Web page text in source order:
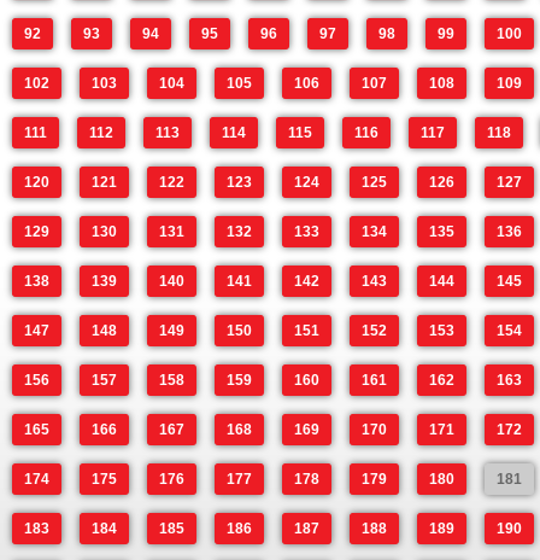
92 93 94 95 96 97 98 99 100
102 103 104 105 106 107 108 109
111 112 113 114 115 116 117 118
120 121 122 123 124 125 126 127
129 130 131 132 133 134 135 136
138 139 140 141 142 143 144 145
147 148 149 150 151 152 153 154
156 157 158 159 160 161 162 163
165 166 167 168 169 170 171 172
174 175 176 177 178 179 180 181
183 184 185 186 187 188 189 190